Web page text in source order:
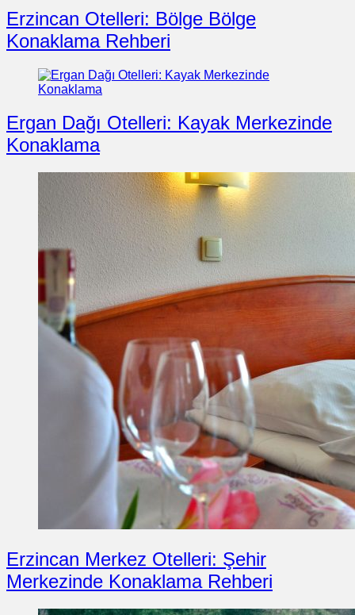
Erzincan Otelleri: Bölge Bölge
Konaklama Rehberi
Ergan Dağı Otelleri: Kayak Merkezinde
Konaklama
Erzincan Merkez Otelleri: Şehir
Merkezinde Konaklama Rehberi